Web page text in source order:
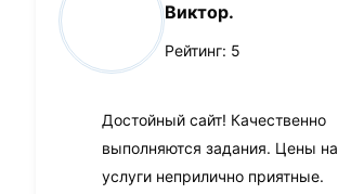
Виктор.
Рейтинг: 5
Достойный сайт! Качественно
выполняются задания. Цены на
услуги неприлично приятные.